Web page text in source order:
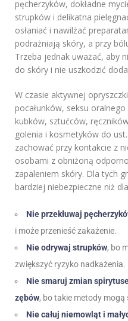
pęcherzyków, dokładne
strupków i delikatna
osłaniać i nawilżać
podrażniają skóry, a przy
Trzeba jednak uważać, aby
do skóry i nie uszkodzić
W czasie aktywnej
pocałunków, seksu
kubków, sztućców,
golenia i kosmetyków do
zachować przy kontakcie z
osobami z obniżoną
zapaleniem skóry. Dla tych
bardziej niebezpieczne niż
Nie przekłuwaj
i może przenieść zakażenie.
Nie odrywaj strupków, bo
zwiększyć ryzyko nadkażenia.
Nie smaruj zmian
zębów, bo takie metody mogą
Nie całuj niemowląt i